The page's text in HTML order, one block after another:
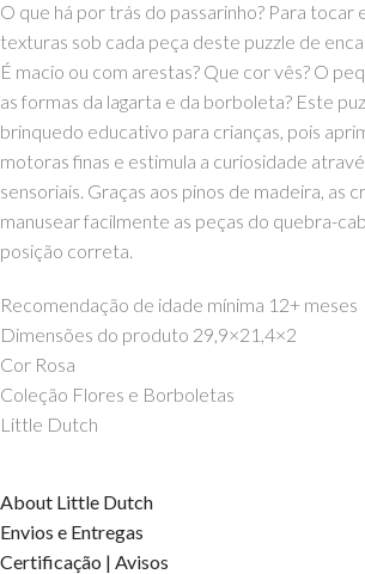
O que há por trás do passarinho? Para tocar
texturas sob cada peça deste puzzle de
É macio ou com arestas? Que cor vês? O
as formas da lagarta e da borboleta? Este
brinquedo educativo para crianças, pois
motoras finas e estimula a curiosidade
sensoriais. Graças aos pinos de madeira, as
manusear facilmente as peças do quebra-
posição correta.
Recomendação de idade mínima 12+ meses
Dimensões do produto 29,9×21,4×2
Cor Rosa
Coleção Flores e Borboletas
Little Dutch
About Little Dutch
Envios e Entregas
Certificação | Avisos